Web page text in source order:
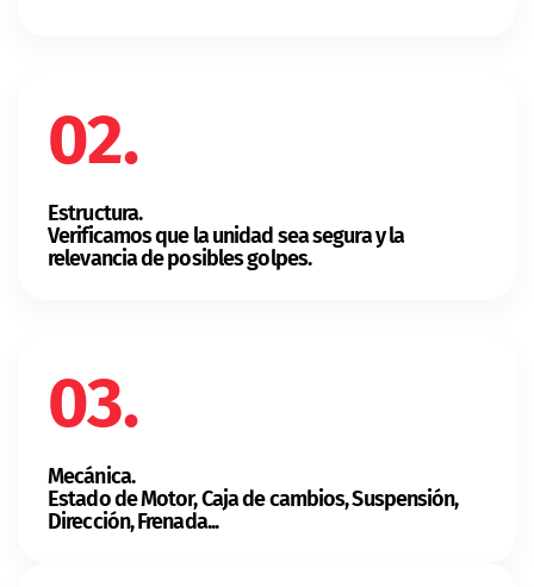
02.
Estructura.
Verificamos que la unidad sea segura y la
relevancia de posibles golpes.
03.
Mecánica.
Estado de Motor, Caja de cambios, Suspensión,
Dirección, Frenada...